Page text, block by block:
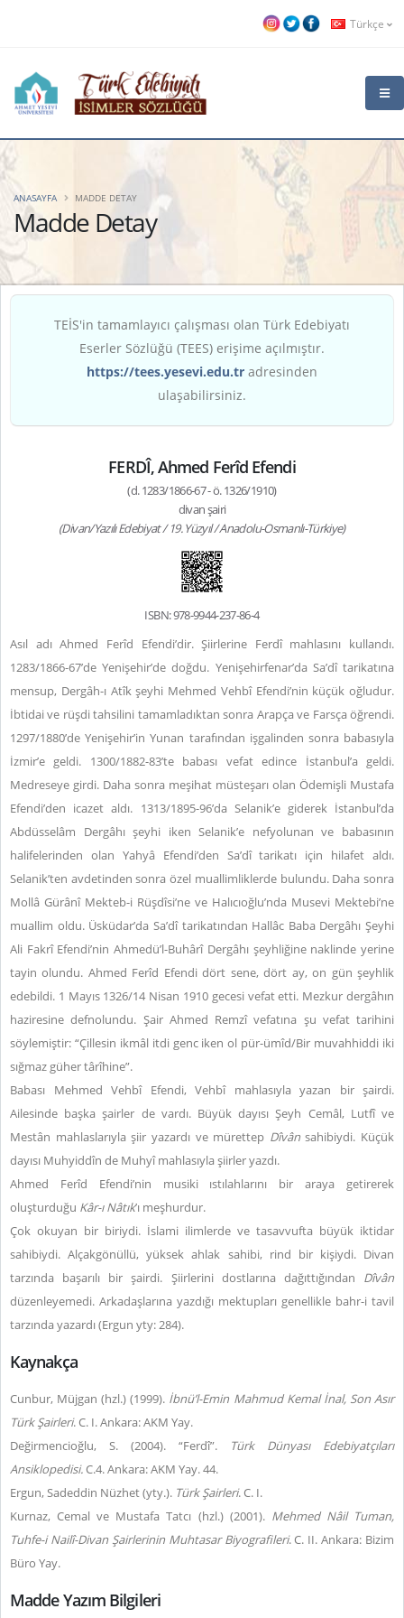
Türkçe
Madde Detay
ANASAYFA MADDE DETAY
TEİS'in tamamlayıcı çalışması olan Türk Edebiyatı
Eserler Sözlüğü (TEES) erişime açılmıştır.
https://tees.yesevi.edu.tr adresinden
ulaşabilirsiniz.
FERDÎ, Ahmed Ferîd Efendi
(d. 1283/1866-67 - ö. 1326/1910)
divan şairi
(Divan/Yazılı Edebiyat / 19. Yüzyıl / Anadolu-Osmanlı-Türkiye)
ISBN: 978-9944-237-86-4
Asıl adı Ahmed Ferîd Efendi’dir. Şiirlerine Ferdî mahlasını kullandı.
1283/1866-67’de Yenişehir’de doğdu. Yenişehirfenar’da Sa’dî tarikatına
mensup, Dergâh-ı Atîk şeyhi Mehmed Vehbî Efendi’nin küçük oğludur.
İbtidai ve rüşdi tahsilini tamamladıktan sonra Arapça ve Farsça öğrendi.
1297/1880’de Yenişehir’in Yunan tarafından işgalinden sonra babasıyla
İzmir’e geldi. 1300/1882-83’te babası vefat edince İstanbul’a geldi.
Medreseye girdi. Daha sonra meşihat müsteşarı olan Ödemişli Mustafa
Efendi’den icazet aldı. 1313/1895-96’da Selanik’e giderek İstanbul’da
Abdüsselâm Dergâhı şeyhi iken Selanik’e nefyolunan ve babasının
halifelerinden olan Yahyâ Efendi’den Sa’dî tarikatı için hilafet aldı.
Selanik’ten avdetinden sonra özel muallimliklerde bulundu. Daha sonra
Mollâ Gürânî Mekteb-i Rüşdîsi’ne ve Halıcıoğlu’nda Musevi Mektebi’ne
muallim oldu. Üsküdar’da Sa’dî tarikatından Hallâc Baba Dergâhı Şeyhi
Ali Fakrî Efendi’nin Ahmedü’l-Buhârî Dergâhı şeyhliğine naklinde yerine
tayin olundu. Ahmed Ferîd Efendi dört sene, dört ay, on gün şeyhlik
edebildi. 1 Mayıs 1326/14 Nisan 1910 gecesi vefat etti. Mezkur dergâhın
haziresine defnolundu. Şair Ahmed Remzî vefatına şu vefat tarihini
söylemiştir: “Çillesin ikmâl itdi genc iken ol pür-ümîd/Bir muvahhiddi iki
sığmaz güher târîhine”.
Babası Mehmed Vehbî Efendi, Vehbî mahlasıyla yazan bir şairdi.
Ailesinde başka şairler de vardı. Büyük dayısı Şeyh Cemâl, Lutfî ve
Mestân mahlaslarıyla şiir yazardı ve mürettep Dîvânsahibiydi. Küçük
dayısı Muhyiddîn de Muhyî mahlasıyla şiirler yazdı.
Ahmed Ferîd Efendi’nin musiki ıstılahlarını bir araya getirerek
oluşturduğu Kâr-ı Nâtık’ı meşhurdur.
Çok okuyan bir biriydi. İslami ilimlerde ve tasavvufta büyük iktidar
sahibiydi. Alçakgönüllü, yüksek ahlak sahibi, rind bir kişiydi. Divan
tarzında başarılı bir şairdi. Şiirlerini dostlarına dağıttığından Dîvân
düzenleyemedi. Arkadaşlarına yazdığı mektupları genellikle bahr-i tavil
tarzında yazardı (Ergun yty: 284).
Kaynakça
Cunbur, Müjgan (hzl.) (1999). İbnü’l-Emin Mahmud Kemal İnal, Son Asır
Türk Şairleri. C. I. Ankara: AKM Yay.
Değirmencioğlu, S. (2004). “Ferdî”.
Türk Dünyası Edebiyatçıları
Ansiklopedisi.C.4. Ankara: AKM Yay. 44.
Ergun, Sadeddin Nüzhet (yty.). Türk Şairleri. C. I.
Kurnaz, Cemal ve Mustafa Tatcı (hzl.) (2001). Mehmed Nâil Tuman,
Tuhfe-i Nailî-Divan Şairlerinin Muhtasar Biyografileri. C. II. Ankara: Bizim
Büro Yay.
Madde Yazım Bilgileri